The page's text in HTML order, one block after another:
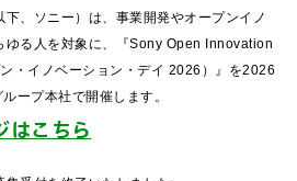
、ソニー）は、事業開発やオープンイノ
ゆる人を対象に、『Sony Open Innovation
・イノベーション・デイ 2026）』を2026
ープ本社で開催します。
はこちら